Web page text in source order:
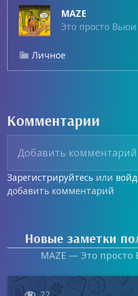
MAZE
Это просто Вьюи
 Личное
Комментарии
Зарегистрируйтесь или
добавить комментарий
Новые заметки
MAZE — Это просто